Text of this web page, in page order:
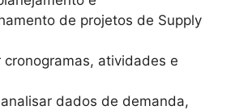
de projetos de Supply
cronogramas, atividades e
dados de demanda,